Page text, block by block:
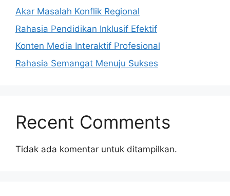
Akar Masalah Konflik Regional
Rahasia Pendidikan Inklusif Efektif
Konten Media Interaktif Profesional
Rahasia Semangat Menuju Sukses
Recent Comments
Tidak ada komentar untuk ditampilkan.